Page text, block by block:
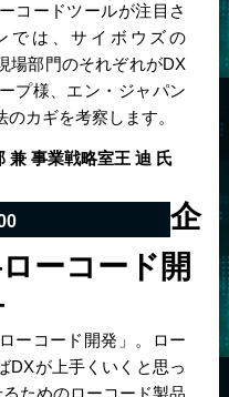
コードツールが注目さ
では、サイボウズの
場部門のそれぞれがDX
プ様、エン・ジャパン
カギを考察します。
兼 事業戦略室王 迪 氏
企
ーコード開
ーコード開発」。ロー
DXが上手くいくと思っ
ためのローコード製品